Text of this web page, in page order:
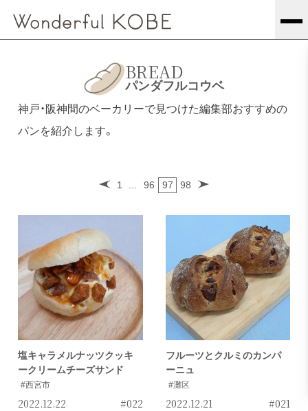
BREAD
パンダフルコウベ
神戸・阪神間のベーカリーで見つけた編集部おすすめの
パンを紹介します。
1 96 97 98
塩キャラメルナッツクッキ
ークリームチーズサンド
#西宮市
2022.12.22 #022
フルーツとクルミのカンパ
ーニュ
#灘区
2022.12.21 #021